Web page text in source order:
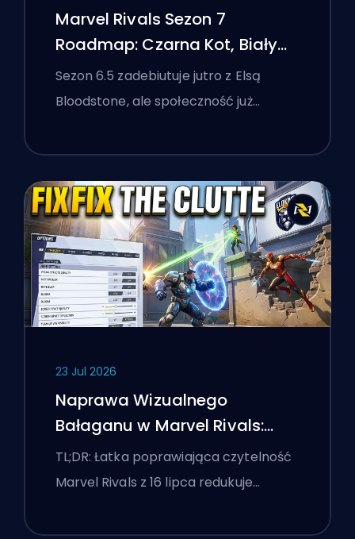
Marvel Rivals Sezon 7
Roadmap: Czarna Kot, Biały
Lis i Wydarzenie Monsters
Take Manhattan
Sezon 6.5 zadebiutuje jutro z Elsą
Bloodstone, ale społeczność już…
23 Jul 2026
Naprawa Wizualnego
Bałaganu w Marvel Rivals:
Najlepsze Ustawienia
Konkurencyjne Po Łatce z 16
TL;DR: Łatka poprawiająca czytelność
Marvel Rivals z 16 lipca redukuje…